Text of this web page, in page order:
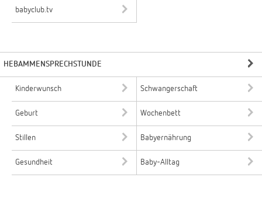
babyclub.tv
HEBAMMENSPRECHSTUNDE
Kinderwunsch Schwangerschaft
Geburt Wochenbett
Stillen Babyernährung
Gesundheit Baby-Alltag